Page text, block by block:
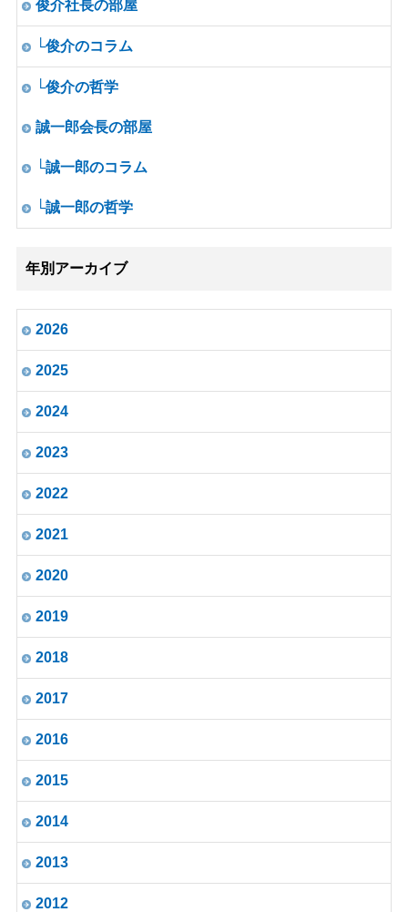
俊介社長の部屋
└俊介のコラム
└俊介の哲学
誠一郎会長の部屋
└誠一郎のコラム
└誠一郎の哲学
年別アーカイブ
2026
2025
2024
2023
2022
2021
2020
2019
2018
2017
2016
2015
2014
2013
2012